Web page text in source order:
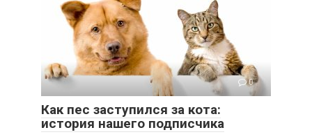
0
Как пес заступился за кота:
история нашего подписчика